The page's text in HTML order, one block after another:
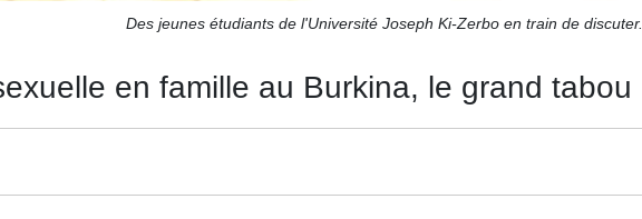
Des jeunes étudiants de l'Université Joseph Ki-Zerbo en train de
en famille au Burkina, le grand tabou